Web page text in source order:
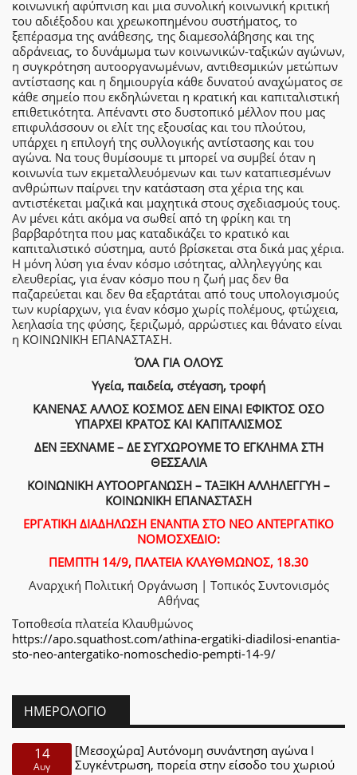
κοινωνική αφύπνιση και μια συνολική κοινωνική κριτική
του αδιέξοδου και χρεωκοπημένου συστήματος, το
ξεπέρασμα της ανάθεσης, της διαμεσολάβησης και της
αδράνειας, το δυνάμωμα των κοινωνικών-ταξικών αγώνων,
η συγκρότηση αυτοοργανωμένων, αντιθεσμικών μετώπων
αντίστασης και η δημιουργία κάθε δυνατού αναχώματος σε
κάθε σημείο που εκδηλώνεται η κρατική και καπιταλιστική
επιθετικότητα. Απέναντι στο δυστοπικό μέλλον που μας
επιφυλάσσουν οι ελίτ της εξουσίας και του πλούτου,
υπάρχει η επιλογή της συλλογικής αντίστασης και του
αγώνα. Να τους θυμίσουμε τι μπορεί να συμβεί όταν η
κοινωνία των εκμεταλλευόμενων και των καταπιεσμένων
ανθρώπων παίρνει την κατάσταση στα χέρια της και
αντιστέκεται μαζικά και μαχητικά στους σχεδιασμούς τους.
Αν μένει κάτι ακόμα να σωθεί από τη φρίκη και τη
βαρβαρότητα που μας καταδικάζει το κρατικό και
καπιταλιστικό σύστημα, αυτό βρίσκεται στα δικά μας χέρια.
Η μόνη λύση για έναν κόσμο ισότητας, αλληλεγγύης και
ελευθερίας, για έναν κόσμο που η ζωή μας δεν θα
παζαρεύεται και δεν θα εξαρτάται από τους υπολογισμούς
των κυρίαρχων, για έναν κόσμο χωρίς πολέμους, φτώχεια,
λεηλασία της φύσης, ξεριζωμό, αρρώστιες και θάνατο είναι
η ΚΟΙΝΩΝΙΚΗ ΕΠΑΝΑΣΤΑΣΗ.
ΌΛΑ ΓΙΑ ΟΛΟΥΣ
Υγεία, παιδεία, στέγαση, τροφή
ΚΑΝΕΝΑΣ ΑΛΛΟΣ ΚΟΣΜΟΣ ΔΕΝ ΕΙΝΑΙ ΕΦΙΚΤΟΣ ΟΣΟ
ΥΠΑΡΧΕΙ ΚΡΑΤΟΣ ΚΑΙ ΚΑΠΙΤΑΛΙΣΜΟΣ
ΔΕΝ ΞΕΧΝΑΜΕ – ΔΕ ΣΥΓΧΩΡΟΥΜΕ ΤΟ ΕΓΚΛΗΜΑ ΣΤΗ
ΘΕΣΣΑΛΙΑ
ΚΟΙΝΩΝΙΚΗ ΑΥΤΟΟΡΓΑΝΩΣΗ – ΤΑΞΙΚΗ ΑΛΛΗΛΕΓΓΥΗ –
ΚΟΙΝΩΝΙΚΗ ΕΠΑΝΑΣΤΑΣΗ
ΕΡΓΑΤΙΚΗ ΔΙΑΔΗΛΩΣΗ ΕΝΑΝΤΙΑ ΣΤΟ ΝΕΟ ΑΝΤΕΡΓΑΤΙΚΟ
ΝΟΜΟΣΧΕΔΙΟ:
ΠΕΜΠΤΗ 14/9, ΠΛΑΤΕΙΑ ΚΛΑΥΘΜΩΝΟΣ, 18.30
Αναρχική Πολιτική Οργάνωση | Τοπικός Συντονισμός
Αθήνας
Τοποθεσία πλατεία Κλαυθμώνος
https://apo.squathost.com/athina-ergatiki-diadilosi-enantia-
sto-neo-antergatiko-nomoschedio-pempti-14-9/
ΗΜΕΡΟΛΌΓΙΟ
14
Αυγ
[Μεσοχώρα] Αυτόνομη συνάντηση αγώνα Ι
Συγκέντρωση, πορεία στην είσοδο του χωριού